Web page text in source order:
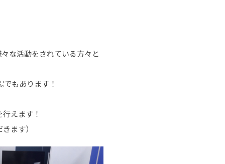
な活動をされている方々と
もあります！
えます！
ます）